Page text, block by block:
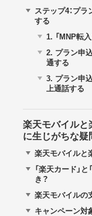
ステップ4：プ
する
1. 「MNP転
2. プラン申
通する
3. プラン申
上通話する
楽天モバイルと
に生じがちな疑
楽天モバイルと
「楽天カード」
き？
楽天モバイルの
キャンペーン対